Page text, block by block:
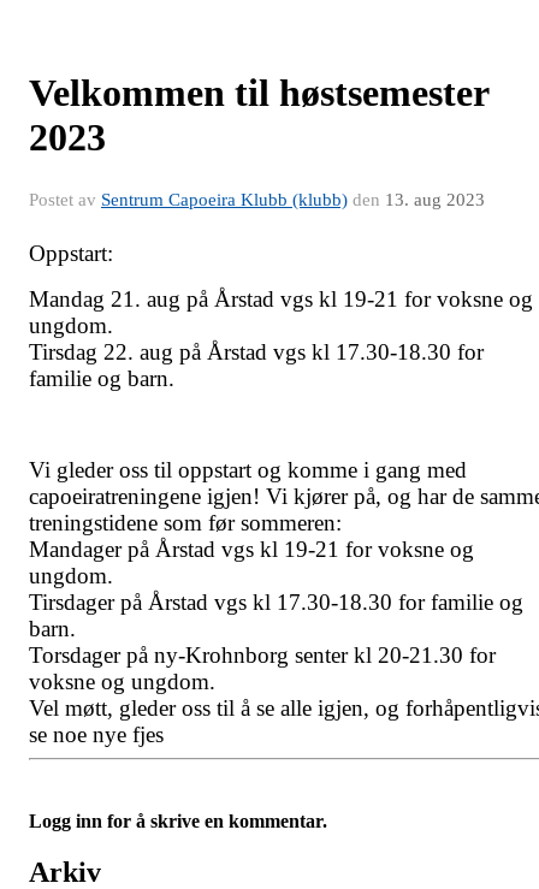
Velkommen til høstsemester
2023
Postet av Sentrum Capoeira Klubb (klubb) den 13. aug 2023
Oppstart:
Mandag 21. aug på Årstad vgs kl 19-21 for voksne og
ungdom.
Tirsdag 22. aug på Årstad vgs kl 17.30-18.30 for
familie og barn.
Vi gleder oss til oppstart og komme i gang med
capoeiratreningene igjen! Vi kjører på, og har de
treningstidene som før sommeren:
Mandager på Årstad vgs kl 19-21 for voksne og
ungdom.
Tirsdager på Årstad vgs kl 17.30-18.30 for familie og
barn.
Torsdager på ny-Krohnborg senter kl 20-21.30 for
voksne og ungdom.
Vel møtt, gleder oss til å se alle igjen, og
se noe nye fjes
Logg inn for å skrive en kommentar.
Arkiv